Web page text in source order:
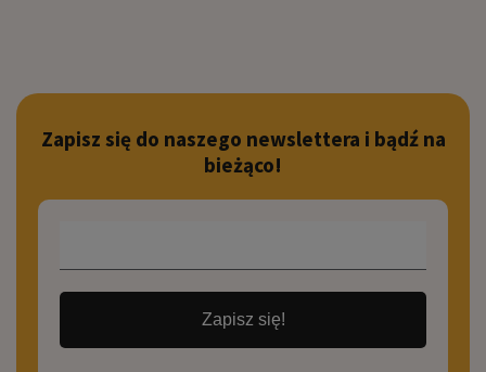
Zapisz się do naszego newslettera i bądź na
bieżąco!
Zapisz się!